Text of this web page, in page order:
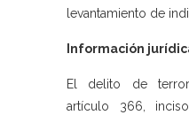
levantamiento de
Información
El delito de
artículo 366,